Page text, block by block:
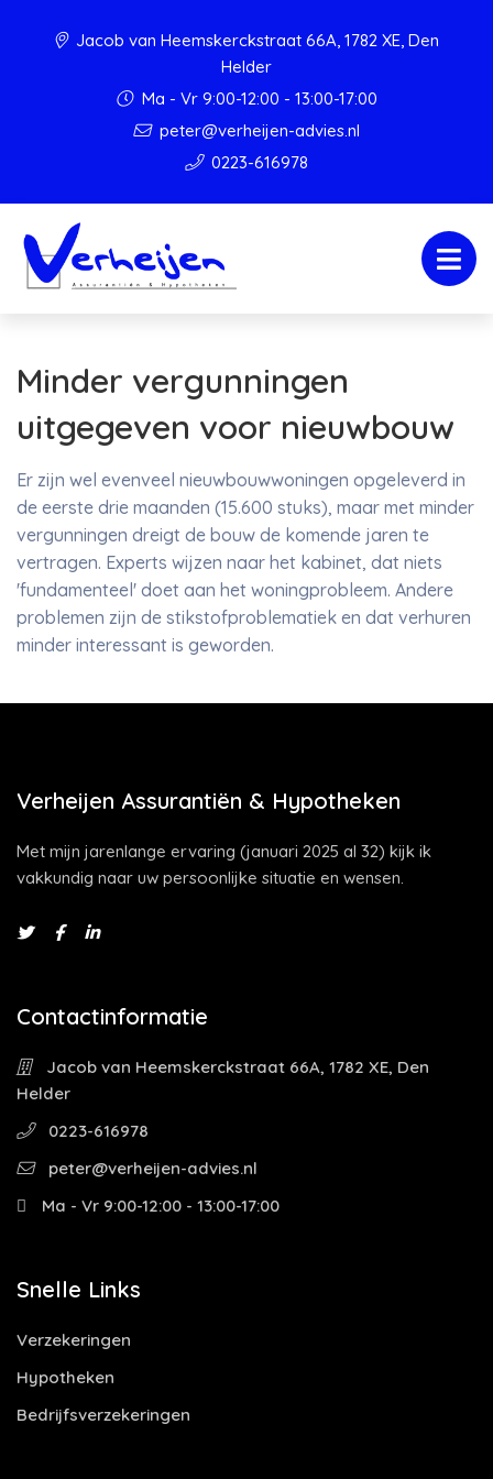
Jacob van Heemskerckstraat 66A, 1782 XE, Den
Helder
Ma - Vr 9:00-12:00 - 13:00-17:00
peter@verheijen-advies.nl
0223-616978
Minder vergunningen
uitgegeven voor nieuwbouw
Er zijn wel evenveel nieuwbouwwoningen opgeleverd in
de eerste drie maanden (15.600 stuks), maar met minder
vergunningen dreigt de bouw de komende jaren te
vertragen. Experts wijzen naar het kabinet, dat niets
'fundamenteel' doet aan het woningprobleem. Andere
problemen zijn de stikstofproblematiek en dat verhuren
minder interessant is geworden.
Verheijen Assurantiën & Hypotheken
Met mijn jarenlange ervaring (januari 2025 al 32) kijk ik
vakkundig naar uw persoonlijke situatie en wensen.
Contactinformatie
Jacob van Heemskerckstraat 66A, 1782 XE, Den
Helder
0223-616978
peter@verheijen-advies.nl
Ma - Vr 9:00-12:00 - 13:00-17:00
Snelle Links
Verzekeringen
Hypotheken
Bedrijfsverzekeringen